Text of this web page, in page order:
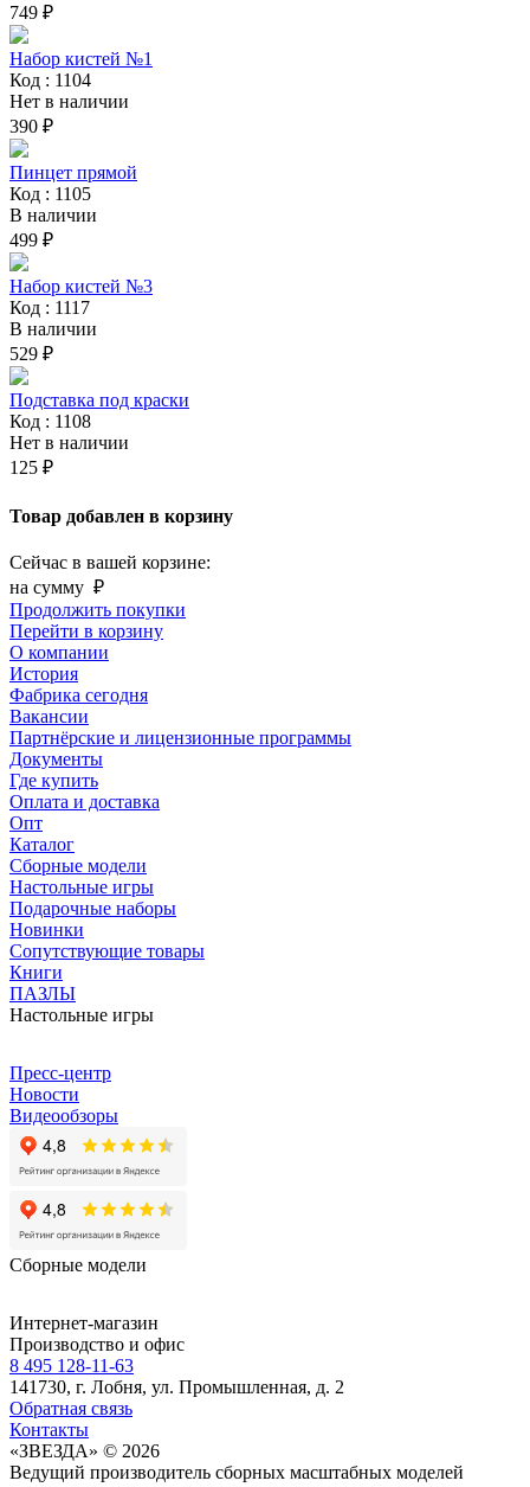
749 ₽
Набор кистей №1
Код : 1104
Нет в наличии
390 ₽
Пинцет прямой
Код : 1105
В наличии
499 ₽
Набор кистей №3
Код : 1117
В наличии
529 ₽
Подставка под краски
Код : 1108
Нет в наличии
125 ₽
Товар добавлен в корзину
Сейчас в вашей корзине:
на сумму ₽
Продолжить покупки
Перейти в корзину
О компании
История
Фабрика сегодня
Вакансии
Партнёрские и лицензионные программы
Документы
Где купить
Оплата и доставка
Опт
Каталог
Сборные модели
Настольные игры
Подарочные наборы
Новинки
Сопутствующие товары
Книги
ПАЗЛЫ
Настольные игры
Пресс-центр
Новости
Видеообзоры
Сборные модели
Интернет-магазин
Производство и офис
8 495 128-11-63
141730, г. Лобня, ул. Промышленная, д. 2
Обратная связь
Контакты
«ЗВЕЗДА» © 2026
Ведущий производитель сборных масштабных моделей